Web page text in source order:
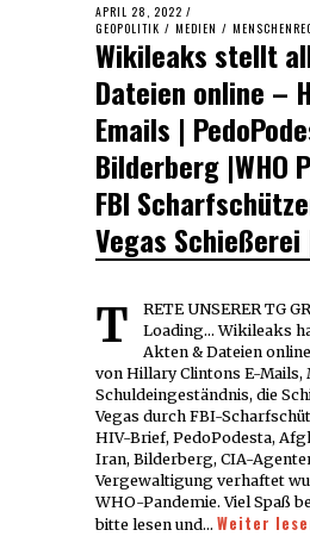
POSTED
ON
APRIL 28, 2022
GEOPOLITIK / MEDIEN /
Wikileaks stellt
Dateien online –
Emails |
Bilderberg |WHO
FBI
Vegas Schießerei
TRETE UNSERER TG GRUPPE BEI
Loading... Wikileaks
Akten & Dateien
von Hillary Clintons E-Mails,
Schuldeingeständnis, die
Vegas durch FBI-
HIV-Brief, PedoPodesta,
Iran, Bilderberg, CIA-
Vergewaltigung verhaftet
WHO-Pandemie. Viel Spaß
bitte lesen und… Weiter